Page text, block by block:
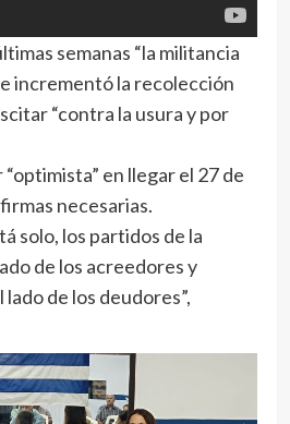
semanas “la militancia
incrementó la recolección
“contra la usura y por
en llegar el 27 de
necesarias.
solo, los partidos de la
de los acreedores y
de los deudores”,